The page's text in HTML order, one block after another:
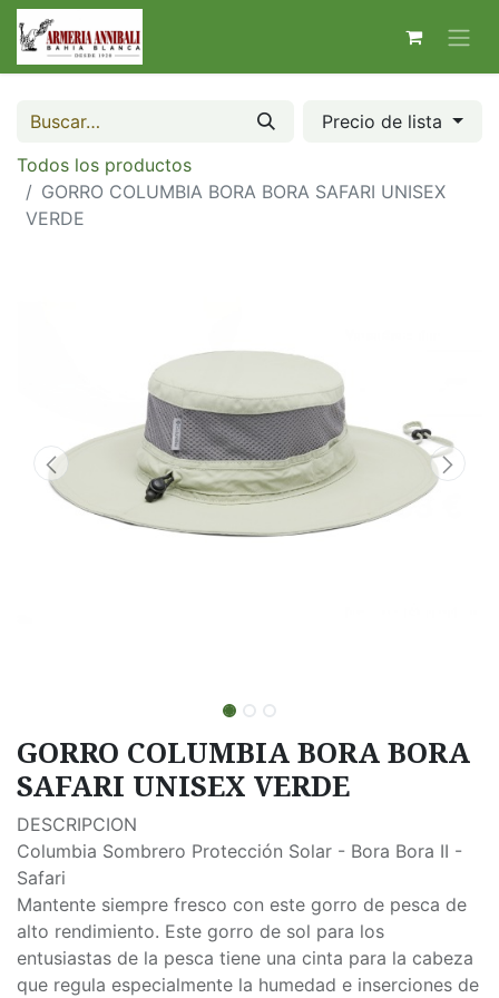
Precio de lista
Todos los productos
GORRO COLUMBIA BORA BORA SAFARI UNISEX
VERDE
GORRO COLUMBIA BORA BORA
SAFARI UNISEX VERDE
DESCRIPCION
Columbia Sombrero Protección Solar - Bora Bora II -
Safari
Mantente siempre fresco con este gorro de pesca de
alto rendimiento. Este gorro de sol para los
entusiastas de la pesca tiene una cinta para la cabeza
que regula especialmente la humedad e inserciones de